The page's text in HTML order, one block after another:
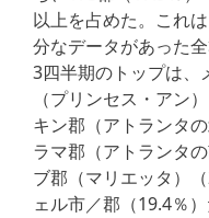
以上を占めた。これ
分なデータがあった
3四半期のトップは、
（プリンセス・アン
キン郡（アトランタ
ラマ郡（アトランタ
ブ郡（マリエッタ）
ェル市／郡（19.4％）